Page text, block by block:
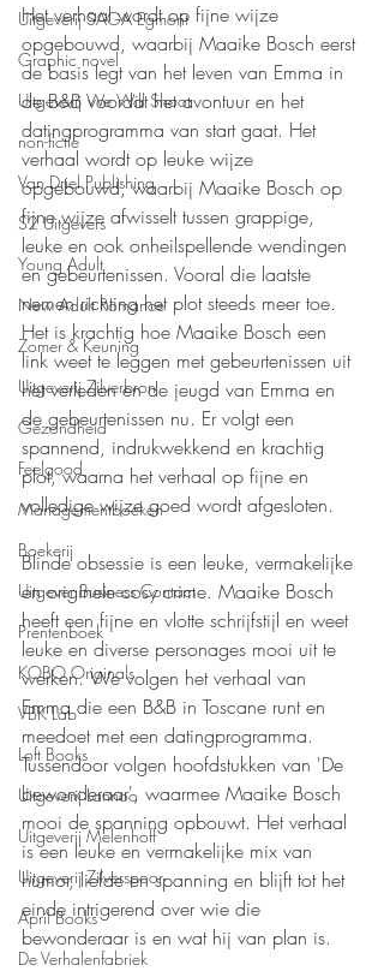
Uitgeverij SAGA Egmont
Graphic novel
Uitgeverij We Will Shoot
non-fictie
Van Driel Publishing
S2 Uitgevers
Young Adult
New Adult Romance
Zomer & Keuning
Uitgeverij Zilverbron
Gezondheid
Feelgood
Managementboeken
Boekerij
Uitgever Business Contact
Prentenboek
KOBO Originals
VBK Lab
Loft Books
Uitgeverij Lannoo
Uitgeverij Melenhoff
Uitgeverij Zilverspoor
April Books
De Verhalenfabriek
Het verhaal wordt op fijne wijze
opgebouwd, waarbij Maaike Bosch eerst
de basis legt van het leven van Emma in
de B&B voordat het avontuur en het
datingprogramma van start gaat. Het
verhaal wordt op leuke wijze
opgebouwd, waarbij Maaike Bosch op
fijne wijze afwisselt tussen grappige,
leuke en ook onheilspellende wendingen
en gebeurtenissen. Vooral die laatste
nemen richting het plot steeds meer toe.
Het is krachtig hoe Maaike Bosch een
link weet te leggen met gebeurtenissen uit
het verleden en de jeugd van Emma en
de gebeurtenissen nu. Er volgt een
spannend, indrukwekkend en krachtig
plot, waarna het verhaal op fijne en
volledige wijze goed wordt afgesloten.
Blinde obsessie is een leuke, vermakelijke
en originele cosy crime. Maaike Bosch
heeft een fijne en vlotte schrijfstijl en weet
leuke en diverse personages mooi uit te
werken. We volgen het verhaal van
Emma die een B&B in Toscane runt en
meedoet met een datingprogramma.
Tussendoor volgen hoofdstukken van 'De
bewonderaar', waarmee Maaike Bosch
mooi de spanning opbouwt. Het verhaal
is een leuke en vermakelijke mix van
humor, liefde en spanning en blijft tot het
einde intrigerend over wie die
bewonderaar is en wat hij van plan is.